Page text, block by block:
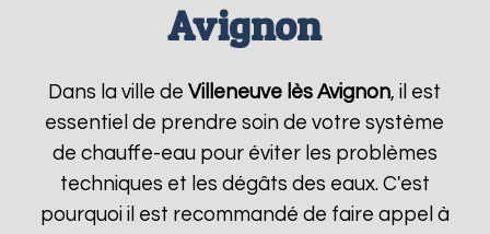
Avignon
Dans la ville deVilleneuve lès Avignon, il est
essentiel de prendre soin de votre système
de chauffe-eau pour éviter les problèmes
techniques et les dégâts des eaux. C'est
pourquoi il est recommandé de faire appel à